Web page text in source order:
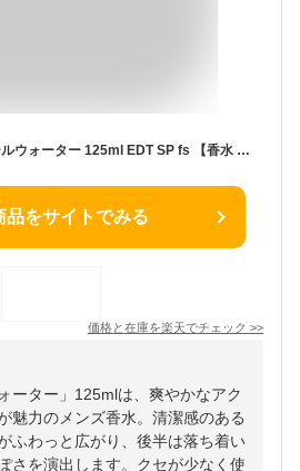
ダビドフ DAVIDOFF クールウォーター 125ml EDT SP fs 【香水 メンズ】【即納】【セール】
品をサイトでみる
価格と在庫を楽天でチェック >>
ーター」125mlは、爽やかなアク
魅力のメンズ香水。清潔感のある
ふわっと広がり、後半は落ち着い
さを演出します。クセが少なく使